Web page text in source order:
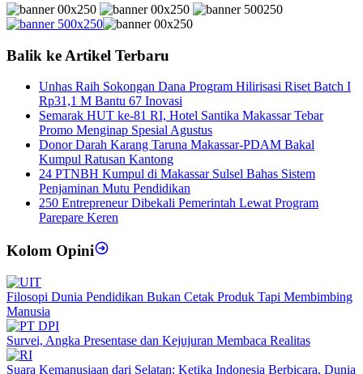
Balik ke Artikel Terbaru
Unhas Raih Sokongan Dana Program Hilirisasi Riset Batch I
Rp31,1 M Bantu 67 Inovasi
Semarak HUT ke-81 RI, Hotel Santika Makassar Tebar
Promo Menginap Spesial Agustus
Donor Darah Karang Taruna Makassar-PDAM Bakal
Kumpul Ratusan Kantong
24 PTNBH Kumpul di Makassar Sulsel Bahas Sistem
Penjaminan Mutu Pendidikan
250 Entrepreneur Dibekali Pemerintah Lewat Program
Parepare Keren
Kolom Opini
Filosopi Dunia Pendidikan Bukan Cetak Produk Tapi Membimbing
Manusia
Survei, Angka Presentase dan Kejujuran Membaca Realitas
Suara Kemanusiaan dari Selatan: Ketika Indonesia Berbicara, Dunia